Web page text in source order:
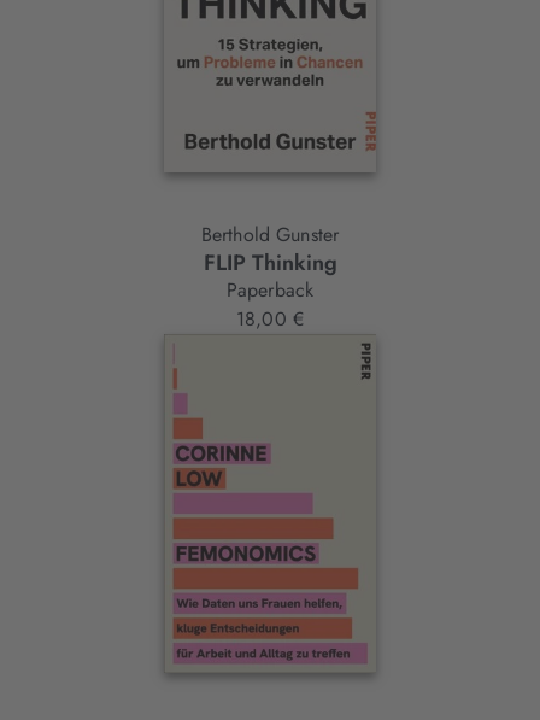
Berthold Gunster
FLIP Thinking
Paperback
18,00 €